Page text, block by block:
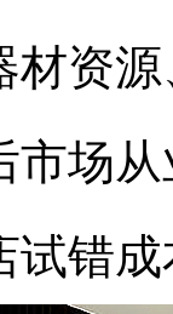
材资
市场
试错